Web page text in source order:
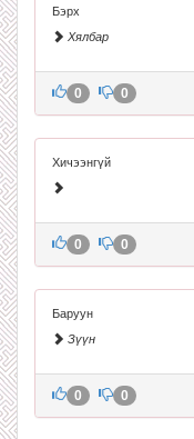
Бэрх
Хялбар
0 0
Хичээнгүй
0 0
Баруун
Зүүн
0 0